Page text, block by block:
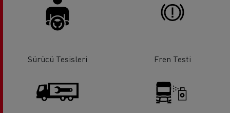
Sürücü Tesisleri Fren Testi